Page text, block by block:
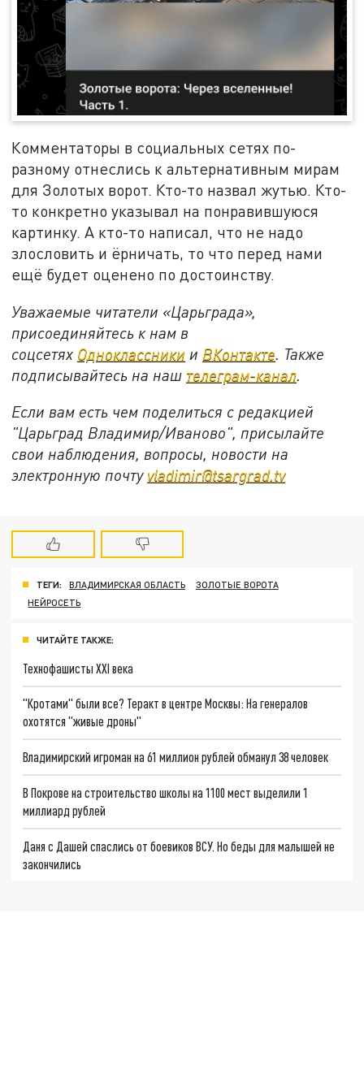
Комментаторы в социальных сетях по-
разному отнеслись к альтернативным мирам
для Золотых ворот. Кто-то назвал жутью. Кто-
то конкретно указывал на понравившуюся
картинку. А кто-то написал, что не надо
злословить и ёрничать, то что перед нами
ещё будет оценено по достоинству.
Уважаемые читатели «Царьграда»,
присоединяйтесь к нам в
соцсетях Одноклассники и ВКонтакте. Также
подписывайтесь на наш телеграм-канал.
Если вам есть чем поделиться с редакцией
"Царьград Владимир/Иваново", присылайте
свои наблюдения, вопросы, новости на
электронную почту vladimir@tsargrad.tv
ТЕГИ: ВЛАДИМИРСКАЯ ОБЛАСТЬ
ЗОЛОТЫЕ ВОРОТА
НЕЙРОСЕТЬ
ЧИТАЙТЕ ТАКЖЕ:
Технофашисты XXI века
"Кротами" были все? Теракт в центре Москвы: На генералов
охотятся "живые дроны"
Владимирский игроман на 61 миллион рублей обманул 38 человек
В Покрове на строительство школы на 1100 мест выделили 1
миллиард рублей
Даня с Дашей спаслись от боевиков ВСУ. Но беды для малышей не
закончились